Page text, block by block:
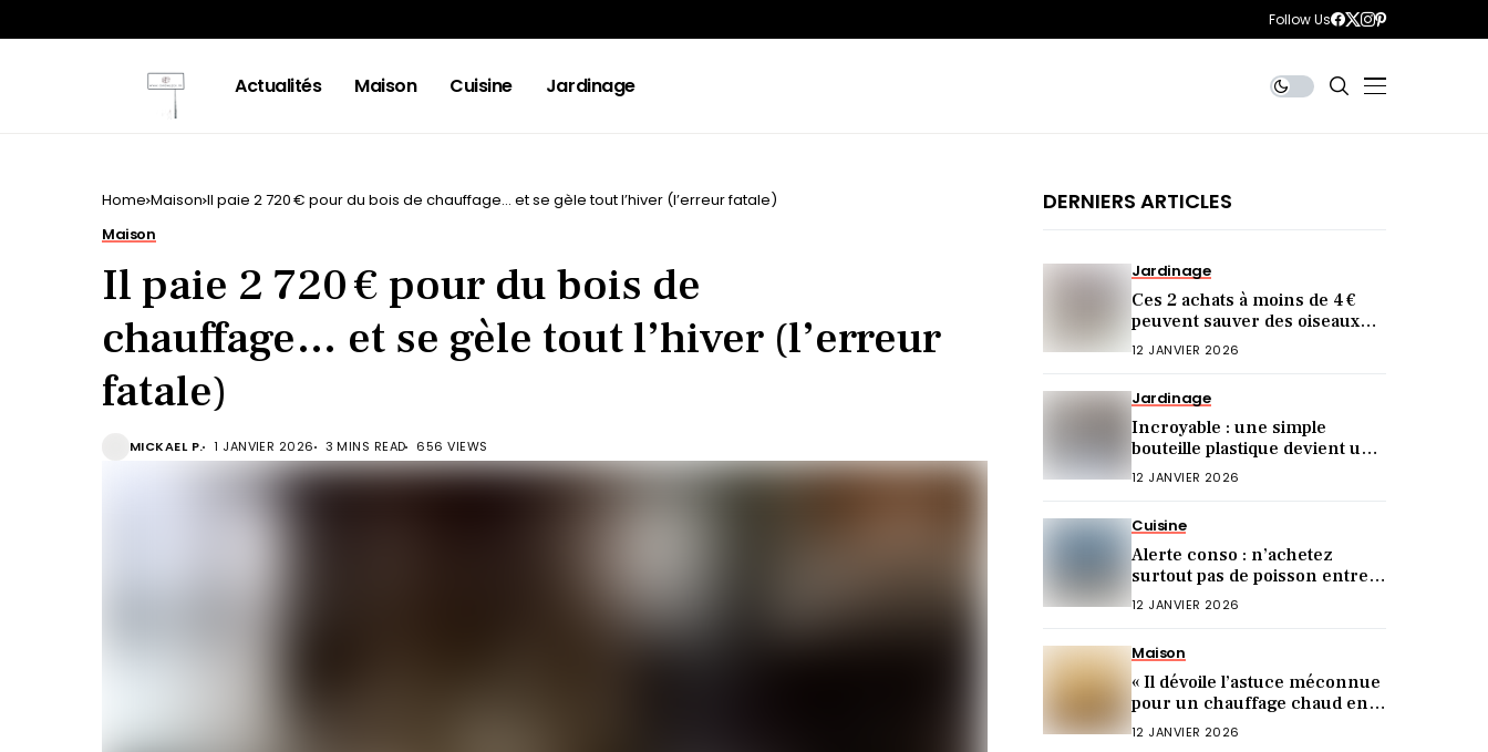
Follow Us
Actualités Maison Cuisine Jardinage
Home Maison Il paie 2 720 € pour du bois de chauffage… et se gèle tout l’hiver (l’erreur fatale)
Maison
Il paie 2 720 € pour du bois de
chauffage… et se gèle tout l’hiver (l’erreur
fatale)
MICKAEL P. 1 JANVIER 2026 3 MINS READ 656 VIEWS
DERNIERS ARTICLES
Jardinage
Ces 2 achats à moins de 4 €
peuvent sauver des oiseaux
cet hiver (et vous ne le saviez
12 JANVIER 2026
Jardinage
Incroyable : une simple
bouteille plastique devient une
mangeoire idéale !
12 JANVIER 2026
Cuisine
Alerte conso : n’achetez
surtout pas de poisson entre
Noël et le Nouvel An (voici
12 JANVIER 2026
Maison
« Il dévoile l’astuce méconnue
pour un chauffage chaud en 5
min ! »
12 JANVIER 2026